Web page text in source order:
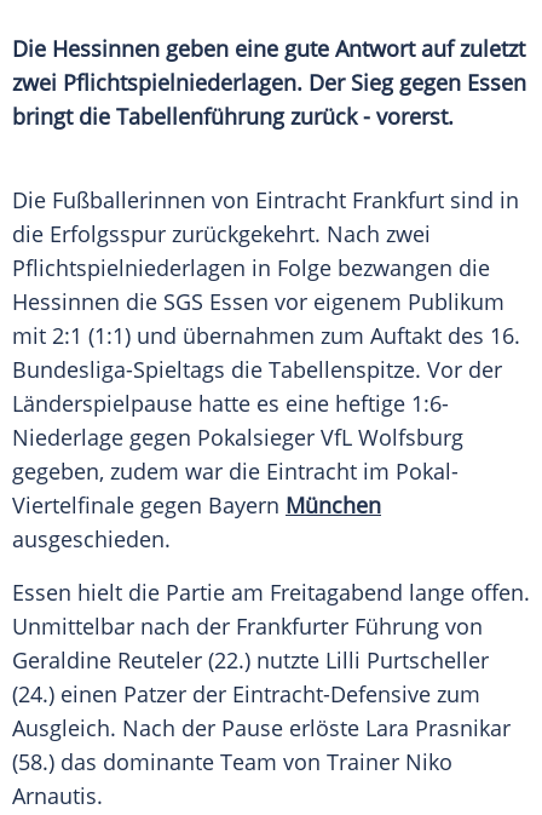
Die Hessinnen geben eine gute Antwort auf zuletzt
zwei Pflichtspielniederlagen. Der Sieg gegen Essen
bringt die Tabellenführung zurück - vorerst.
Die Fußballerinnen von Eintracht Frankfurt sind in
die Erfolgsspur zurückgekehrt. Nach zwei
Pflichtspielniederlagen in Folge bezwangen die
Hessinnen die SGS Essen vor eigenem Publikum
mit 2:1 (1:1) und übernahmen zum Auftakt des 16.
Bundesliga-Spieltags die Tabellenspitze. Vor der
Länderspielpause hatte es eine heftige 1:6-
Niederlage gegen Pokalsieger VfL Wolfsburg
gegeben, zudem war die Eintracht im Pokal-
Viertelfinale gegen Bayern München
ausgeschieden.
Essen hielt die Partie am Freitagabend lange offen.
Unmittelbar nach der Frankfurter Führung von
Geraldine Reuteler (22.) nutzte Lilli Purtscheller
(24.) einen Patzer der Eintracht-Defensive zum
Ausgleich. Nach der Pause erlöste Lara Prasnikar
(58.) das dominante Team von Trainer Niko
Arnautis.